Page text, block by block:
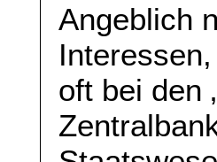
Angeblich
oft bei den